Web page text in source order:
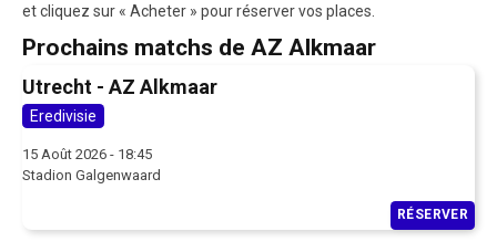
et cliquez sur « Acheter » pour réserver vos places.
Prochains matchs de AZ Alkmaar
Utrecht - AZ Alkmaar
Eredivisie
15 Août 2026 - 18:45
Stadion Galgenwaard
RÉSERVER